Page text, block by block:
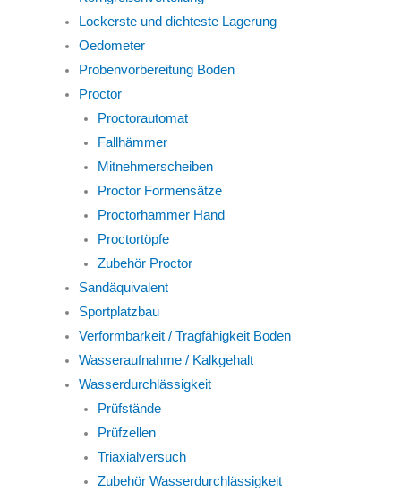
Lockerste und dichteste Lagerung
Oedometer
Probenvorbereitung Boden
Proctor
Proctorautomat
Fallhämmer
Mitnehmerscheiben
Proctor Formensätze
Proctorhammer Hand
Proctortöpfe
Zubehör Proctor
Sandäquivalent
Sportplatzbau
Verformbarkeit / Tragfähigkeit Boden
Wasseraufnahme / Kalkgehalt
Wasserdurchlässigkeit
Prüfstände
Prüfzellen
Triaxialversuch
Zubehör Wasserdurchlässigkeit